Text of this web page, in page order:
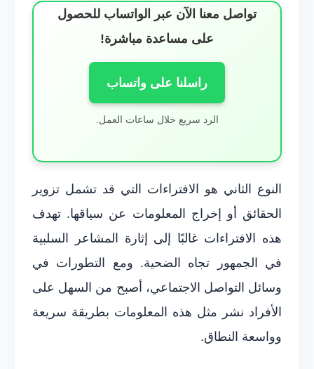
تواصل معنا الآن عبر الواتساب للحصول
على مساعدة مباشرة!
راسلنا على واتساب
الرد سريع خلال ساعات العمل.
النوع الثاني هو الافتراءات التي قد تشمل تزوير
الحقائق أو إخراج المعلومات عن سياقها. تهدف
هذه الافتراءات غالبًا إلى إثارة المشاعر السلبية
في الجمهور تجاه الضحية. ومع التطورات في
وسائل التواصل الاجتماعي، أصبح من السهل على
الأفراد نشر مثل هذه المعلومات بطريقة سريعة
وواسعة النطاق.